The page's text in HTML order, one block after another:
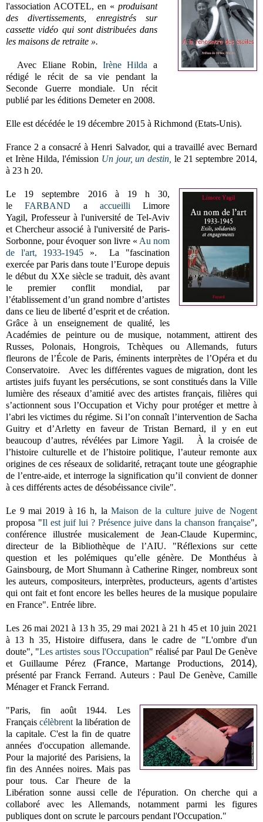
l'association ACOTEL, en «produisant
des divertissements, enregistrés sur
cassette vidéo qui sont distribuées dans
les maisons de retraite ».
Avec Eliane Robin, Irène Hilda a
rédigé le récit de sa vie pendant la
Seconde Guerre mondiale. Un récit
publié par les éditions Demeter en 2008.
Elle est décédée le 19 décembre 2015 à Richmond (Etats-Unis).
France 2 a consacré à Henri Salvador, qui a travaillé avec Bernard
et Irène Hilda,l'émission Un jour, un destin, le 21 septembre 2014,
à 23 h 20.
Le 19 septembre 2016 à 19 h 30,
leFARBAND a accueilli
Limore
Yagil,Professeur à l'université de Tel-Aviv
etChercheur associé à l'université de Paris-
Sorbonne, pour évoquer son livre « Au nom
de l'art, 1933-1945 ».
La "fascination
exercée par Paris dans toute l’Europe depuis
le début du XXe siècle se traduit, dès avant
le premier conflit mondial, par
l’établissement d’un grand nombre d’artistes
dans ce lieu de liberté d’esprit et de création.
Grâce à un enseignement de qualité, les
Académies de peinture ou de musique, notamment, attirent des
Russes, Polonais, Hongrois, Tchèques ou Allemands, futurs
fleurons de l’École de Paris, éminents interprètes de l’Opéra et du
Conservatoire.
Avec les différentes vagues de migration, dont les
artistes juifs fuyant les persécutions, se sont constitués dans la Ville
lumière des réseaux d’amitié avec des artistes français, filières qui
s’actionnent sous l’Occupation et Vichy pour protéger et mettre à
l’abri les victimes du régime. Si l’on connaît l’intervention de Sacha
Guitry et d’Arletty en faveur de Tristan Bernard, il y en eut
beaucoup d’autres, révélées par Limore Yagil.
À la croisée de
l’histoire culturelle et de l’histoire politique, l’auteur remonte aux
origines de ces réseaux de solidarité, retraçant toute une géographie
de l’entre-aide, et interroge la signification qu’il convient de donner
à ces différents actes de désobéissance civile".
Le 9 mai 2019 à 16 h, laMaison de la culture juive de Nogent
proposa "Il est juif lui ? Présence juive dans la chanson française",
conférence illustrée musicalement de Jean-Claude Kuperminc,
directeur de la Bibliothèque de l’AIU. "Réflexions sur cette
question et les polémiques qu’elle génère. De Monthéus à
Gainsbourg, de Mort Shumann à Catherine Ringer, nombreux sont
les auteurs, compositeurs, interprètes, producteurs, agents d’artistes
qui ont fait et font encore les belles heures de la musique populaire
en France". Entrée libre.
Les 26 mai 2021 à 13 h 35, 29 mai 2021 à 21 h 45 et 10 juin 2021
à 13 h 35, Histoire diffusera, dans le cadre de "L'ombre d'un
doute", "Les artistes sous l'Occupation" réalisé par Paul De Genève
et Guillaume Pérez (France, Martange Productions, 2014),
présentépar Franck Ferrand. Auteurs : Paul De Genève, Camille
Ménager et Franck Ferrand.
"Paris, fin août 1944. Les
Françaiscélèbrent la libération de
la capitale. C'est la fin de quatre
années d'occupation allemande.
Pour la majorité des Parisiens, la
fin des Années noires. Mais pas
pour tous. Car l'heure de la
Libération sonne aussi celle de l'épuration. On cherche qui a
collaboré avec les Allemands, notamment parmi les figures
publiques dont on scrute le parcours pendant l'Occupation."